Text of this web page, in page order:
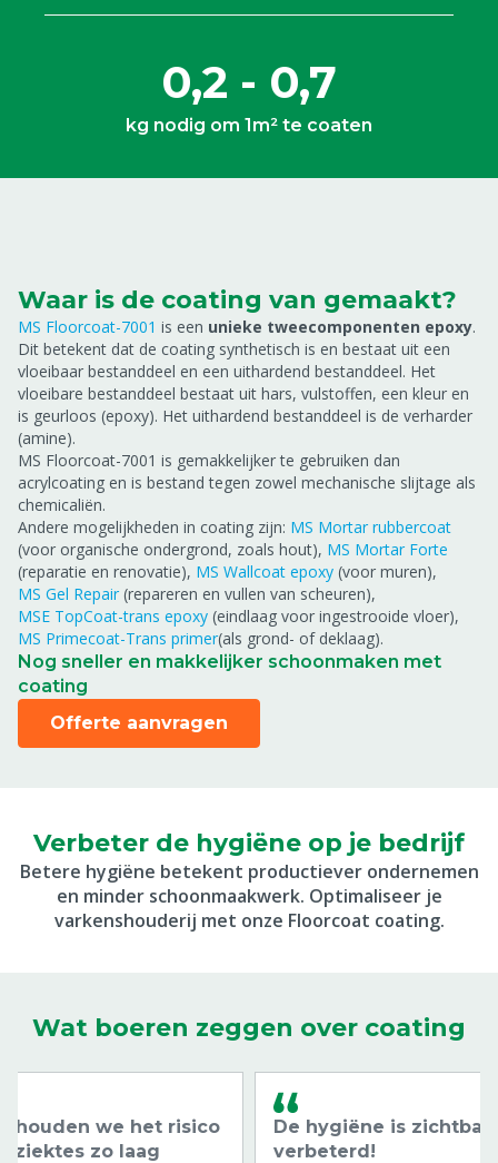
0,2 - 0,7
kg nodig om 1m² te coaten
Waar is de coating van gemaakt?
MS Floorcoat-7001 is een unieke tweecomponenten epoxy.
Dit betekent dat de coating synthetisch is en bestaat uit een
vloeibaar bestanddeel en een uithardend bestanddeel. Het
vloeibare bestanddeel bestaat uit hars, vulstoffen, een kleur en
is geurloos (epoxy). Het uithardend bestanddeel is de verharder
(amine).
MS Floorcoat-7001 is gemakkelijker te gebruiken dan
acrylcoating en is bestand tegen zowel mechanische slijtage als
chemicaliën.
Andere mogelijkheden in coating zijn: MS Mortar rubbercoat
(voor organische ondergrond, zoals hout), MS Mortar Forte
(reparatie en renovatie), MS Wallcoat epoxy (voor muren),
MS Gel Repair (repareren en vullen van scheuren),
MSE TopCoat-trans epoxy (eindlaag voor ingestrooide vloer),
MS Primecoat-Trans primer(als grond- of deklaag).
Nog sneller en makkelijker schoonmaken met
coating
Offerte aanvragen
Verbeter de hygiëne op je bedrijf
Betere hygiëne betekent productiever ondernemen
en minder schoonmaakwerk. Optimaliseer je
varkenshouderij met onze Floorcoat coating.
Wat boeren zeggen over coating
houden we het risico
ziektes zo laag
De hygiëne is
verbeterd!